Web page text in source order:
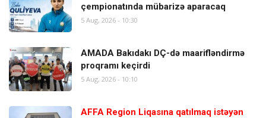
çempionatında mübarizə aparacaq
5 Aug, 2026 - 10:30
AMADA Bakıdakı DÇ-də maarifləndirmə
proqramı keçirdi
5 Aug, 2026 - 10:10
AFFA Region Liqasına qatılmaq istəyən